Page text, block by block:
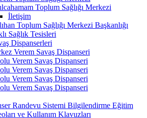
Toplum Sağlığı Merkezi
İletişim
Toplum Sağlığı Merkezi Başkanlığı
Sağlık Tesisleri
Dispanserleri
Verem Savaş Dispanseri
Verem Savaş Dispanseri
Verem Savaş Dispanseri
Verem Savaş Dispanseri
Verem Savaş Dispanseri
Randevu Sistemi Bilgilendirme Eğitim
ve Kullanım Klavuzları